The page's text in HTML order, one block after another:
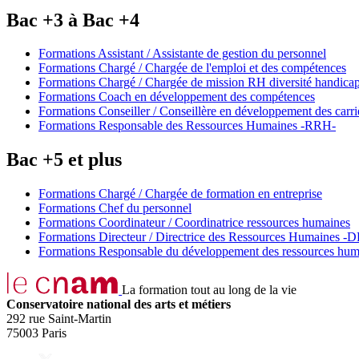
Bac +3 à Bac +4
Formations Assistant / Assistante de gestion du personnel
Formations Chargé / Chargée de l'emploi et des compétences
Formations Chargé / Chargée de mission RH diversité
Formations Coach en développement des compétences
Formations Conseiller / Conseillère en développement des
Formations Responsable des Ressources Humaines -RRH-
Bac +5 et plus
Formations Chargé / Chargée de formation en entreprise
Formations Chef du personnel
Formations Coordinateur / Coordinatrice ressources humaines
Formations Directeur / Directrice des Ressources Humaines -
Formations Responsable du développement des ressources
La formation tout au long de la vie
Conservatoire national des arts et métiers
292 rue Saint-Martin
75003 Paris